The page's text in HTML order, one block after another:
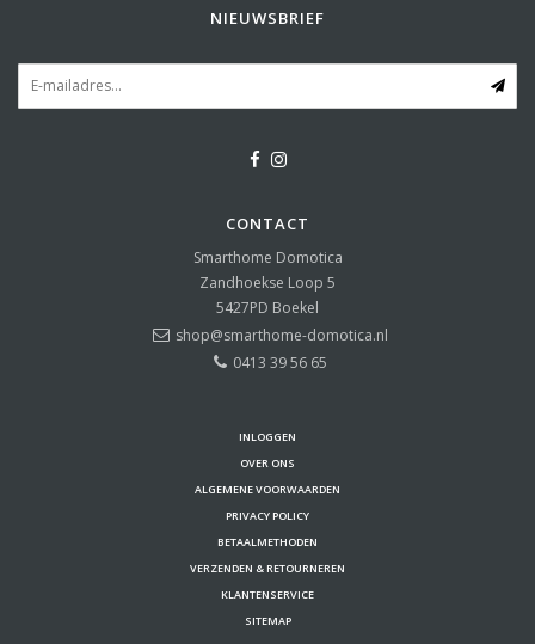
NIEUWSBRIEF
CONTACT
Smarthome Domotica
Zandhoekse Loop 5
5427PD Boekel
shop@smarthome-domotica.nl
0413 39 56 65
INLOGGEN
OVER ONS
ALGEMENE VOORWAARDEN
PRIVACY POLICY
BETAALMETHODEN
VERZENDEN & RETOURNEREN
KLANTENSERVICE
SITEMAP